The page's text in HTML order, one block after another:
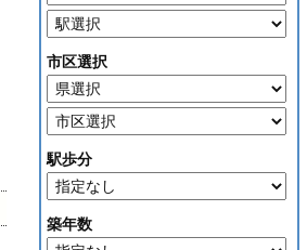
市区選択
駅歩分
築年数